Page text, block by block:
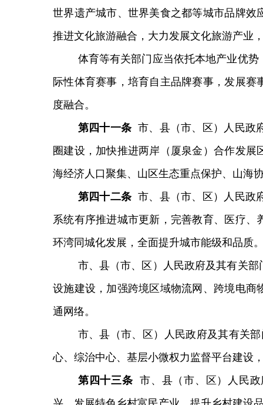
世界遗产城市、世界美食之都等城市品牌
推进文化旅游融合，大力发展文化旅游产业
体育等有关部门应当依托本地产业优
际性体育赛事，培育自主品牌赛事，发展
度融合。
第 四十一条 市、县（市、区）人民政
圈建设，加快推进两岸（厦泉金）合作发
海经济人口聚集、山区生态重点保护、山海
第 四十二条 市、县（市、区）人民政
系统有序推进城市更新，完善教育、医疗
环湾同城化发展，全面提升城市能级和品质
市、县（市、区）人民政府及其有关
设施建设，加强跨境区域物流网、跨境电
通网络。
市、县（市、区）人民政府及其有关
心、综治中心、基层小微权力监督平台建设
第四十三条市、县（市、区）人民